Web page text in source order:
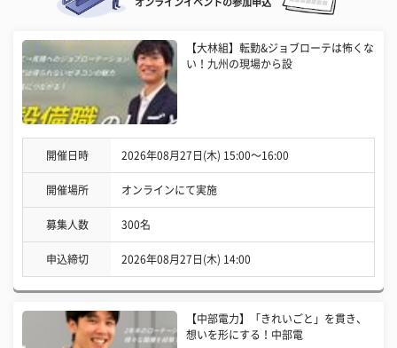
オンラインイベントの参加申込
【大林組】転勤&ジョブローテは怖くな
い！九州の現場から設
開催日時 2026年08月27日(木) 15:00〜16:00
開催場所 オンラインにて実施
募集人数 300名
申込締切 2026年08月27日(木) 14:00
【中部電力】「きれいごと」を貫き、
想いを形にする！中部電